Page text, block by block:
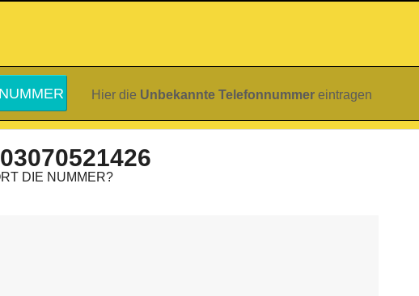
Hier die Unbekannte Telefonnummer eintragen
03070521426
DIE NUMMER?